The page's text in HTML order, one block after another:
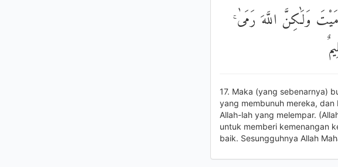
وَلَٰكِنَّ اللَّهَ رَمَىٰ
17. Maka (yang sebenarnya)
yang membunuh mereka,
Allah-lah yang melempar.
untuk memberi kemenangan
baik. Sesungguhnya Allah